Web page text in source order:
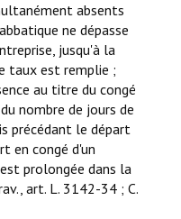
absents
ne dépasse
jusqu'à la
taux est remplie ;
au titre du congé
nombre de jours de
précédant le départ
en congé d'un
prolongée dans la
art. L. 3142-34 ; C.